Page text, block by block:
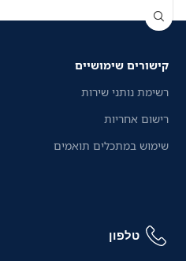
קישורים שימושיים
רשימת נותני שירות
רישום אחריות
שימוש במתכלים תואמים
טלפון